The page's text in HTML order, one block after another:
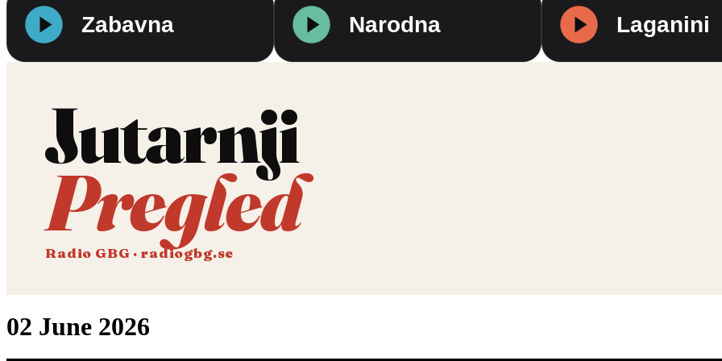
Jutarnji
Pregled
Radio GBG · radiogbg.se
02 June 2026